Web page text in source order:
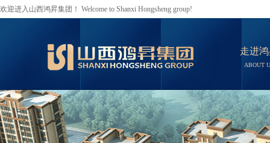
欢迎进入山西鸿昇集团！ Welcome to Shanxi Hongsheng group!
走进
ABOUT